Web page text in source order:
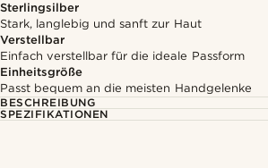
Sterlingsilber
Stark, langlebig und sanft zur Haut
Verstellbar
Einfach verstellbar für die ideale Passform
Einheitsgröße
Passt bequem an die meisten Handgelenke
BESCHREIBUNG
SPEZIFIKATIONEN